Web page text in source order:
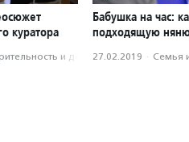
куратора
и доброволь­чест­во
Бабушка на час:
подходящую
27.02.2019 · Семья